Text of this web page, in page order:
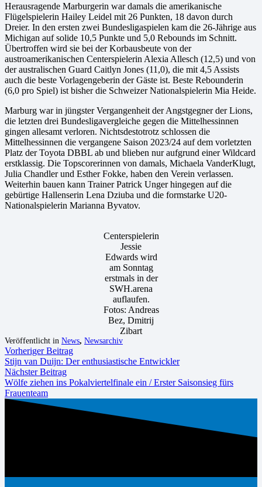
Herausragende Marburgerin war damals die amerikanische
Flügelspielerin Hailey Leidel mit 26 Punkten, 18 davon durch
Dreier. In den ersten zwei Bundesligaspielen kam die 26-Jährige aus
Michigan auf solide 10,5 Punkte und 5,0 Rebounds im Schnitt.
Übertroffen wird sie bei der Korbausbeute von der
austroamerikanischen Centerspielerin Alexia Allesch (12,5) und von
der australischen Guard Caitlyn Jones (11,0), die mit 4,5 Assists
auch die beste Vorlagengeberin der Gäste ist. Beste Rebounderin
(6,0 pro Spiel) ist bisher die Schweizer Nationalspielerin Mia Heide.
Marburg war in jüngster Vergangenheit der Angstgegner der Lions,
die letzten drei Bundesligavergleiche gegen die Mittelhessinnen
gingen allesamt verloren. Nichtsdestotrotz schlossen die
Mittelhessinnen die vergangene Saison 2023/24 auf dem vorletzten
Platz der Toyota DBBL ab und blieben nur aufgrund einer Wildcard
erstklassig. Die Topscorerinnen von damals, Michaela VanderKlugt,
Julia Chandler und Esther Fokke, haben den Verein verlassen.
Weiterhin bauen kann Trainer Patrick Unger hingegen auf die
gebürtige Hallenserin Lena Dziuba und die formstarke U20-
Nationalspielerin Marianna Byvatov.
Centerspielerin
Jessie
Edwards wird
am Sonntag
erstmals in der
SWH.arena
auflaufen.
Fotos: Andreas
Bez, Dmitrij
Zibart
Veröffentlicht in News, Newsarchiv
Vorheriger Beitrag
Stijn van Duijn: Der enthusiastische Entwickler
Nächster Beitrag
Wölfe ziehen ins Pokalviertelfinale ein / Erster Saisonsieg fürs
Frauenteam